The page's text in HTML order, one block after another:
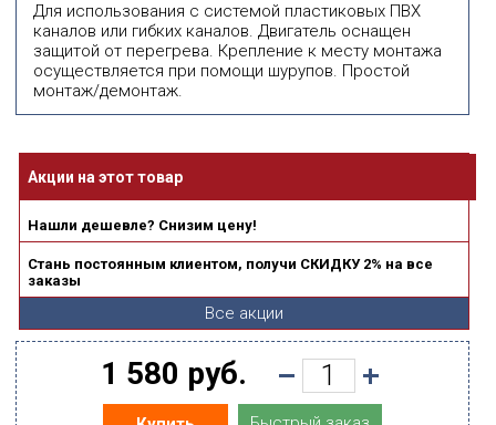
Для использования с системой пластиковых ПВХ
каналов или гибких каналов. Двигатель оснащен
защитой от перегрева. Крепление к месту монтажа
осуществляется при помощи шурупов. Простой
монтаж/демонтаж.
Акции на этот товар
Нашли дешевле? Снизим цену!
Стань постоянным клиентом, получи СКИДКУ 2% на все
заказы
Все акции
1 580 руб.